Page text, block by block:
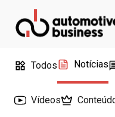
Todos Notícias
Vídeos